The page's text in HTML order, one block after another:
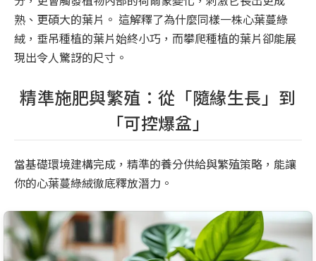
熟、更碩大的葉片。 這解釋了為什麼同樣一株心葉蔓綠
絨，垂吊種植的葉片始終小巧，而攀爬種植的葉片卻能展
現出令人驚訝的尺寸。
精準施肥與繁殖：從「隨緣生長」到
「可控爆盆」
當基礎環境建構完成，精準的養分供給與繁殖策略，能讓
你的心葉蔓綠絨徹底釋放潛力。